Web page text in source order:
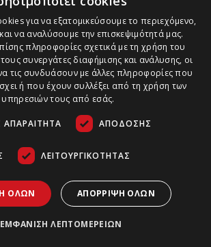
για να εξατομικεύσουμε το περιεχόμενο,
να αναλύσουμε την επισκεψιμότητά μας.
πληροφορίες σχετικά με τη χρήση του
συνεργάτες διαφήμισης και ανάλυσης, οι
τις συνδυάσουν με άλλες πληροφορίες που
ή που έχουν συλλέξει από τη χρήση των
υπηρεσιών τους από εσάς.
ΑΠΌΔΟΣΗΣ
ΛΕΙΤΟΥΡΓΙΚΌΤΗΤΑΣ
ΌΛΩΝ ΑΠΌΡΡΙΨΗ ΌΛΩΝ
ΕΜΦΆΝΙΣΗ ΛΕΠΤΟΜΕΡΕΙΏΝ